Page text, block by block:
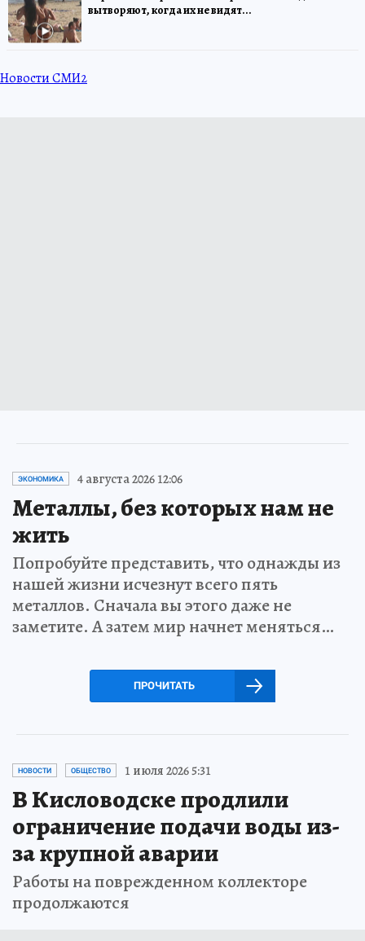
вытворяют, когда их не видят...
Новости СМИ2
ЭКОНОМИКА 4 августа 2026 12:06
Металлы, без которых нам не
жить
Попробуйте представить, что однажды из
нашей жизни исчезнут всего пять
металлов. Сначала вы этого даже не
заметите. А затем мир начнет меняться…
ПРОЧИТАТЬ
НОВОСТИ ОБЩЕСТВО 1 июля 2026 5:31
В Кисловодске продлили
ограничение подачи воды из-
за крупной аварии
Работы на поврежденном коллекторе
продолжаются